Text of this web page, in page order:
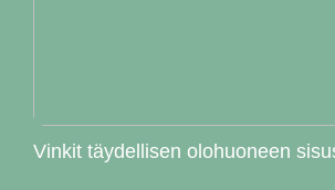
Vinkit täydellisen olohuoneen